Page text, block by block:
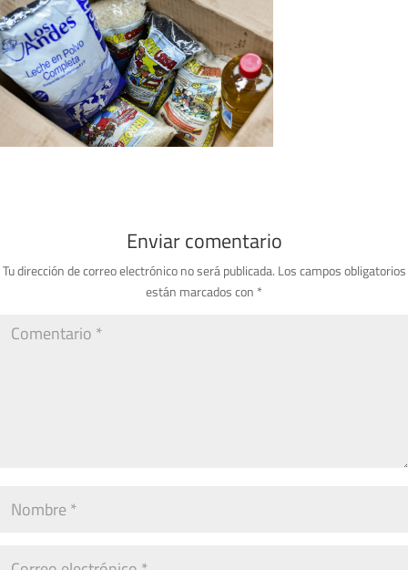
Enviar comentario
Tu dirección de correo electrónico no será publicada. Los campos obligatorios
están marcados con *